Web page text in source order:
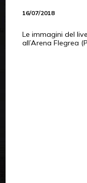
16/07/2018
Le immagini del
all’Arena Flegrea